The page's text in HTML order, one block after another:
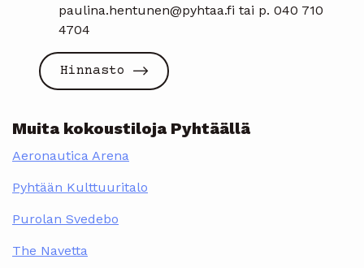
paulina.hentunen@pyhtaa.fi tai p. 040 710
4704
Hinnasto
Muita kokoustiloja Pyhtäällä
Aeronautica Arena
Pyhtään Kulttuuritalo
Purolan Svedebo
The Navetta